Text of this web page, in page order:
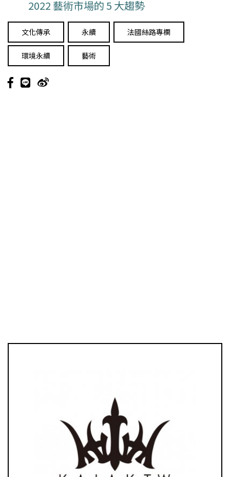
2022 藝術市場的 5 大趨勢
文化傳承 永續 法國絲路專欄
環境永續 藝術